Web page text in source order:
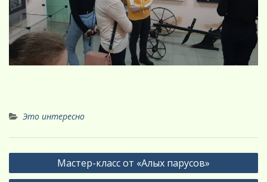
Это интересно
Навигация
по
Мастер-класс от «Алых парусов»